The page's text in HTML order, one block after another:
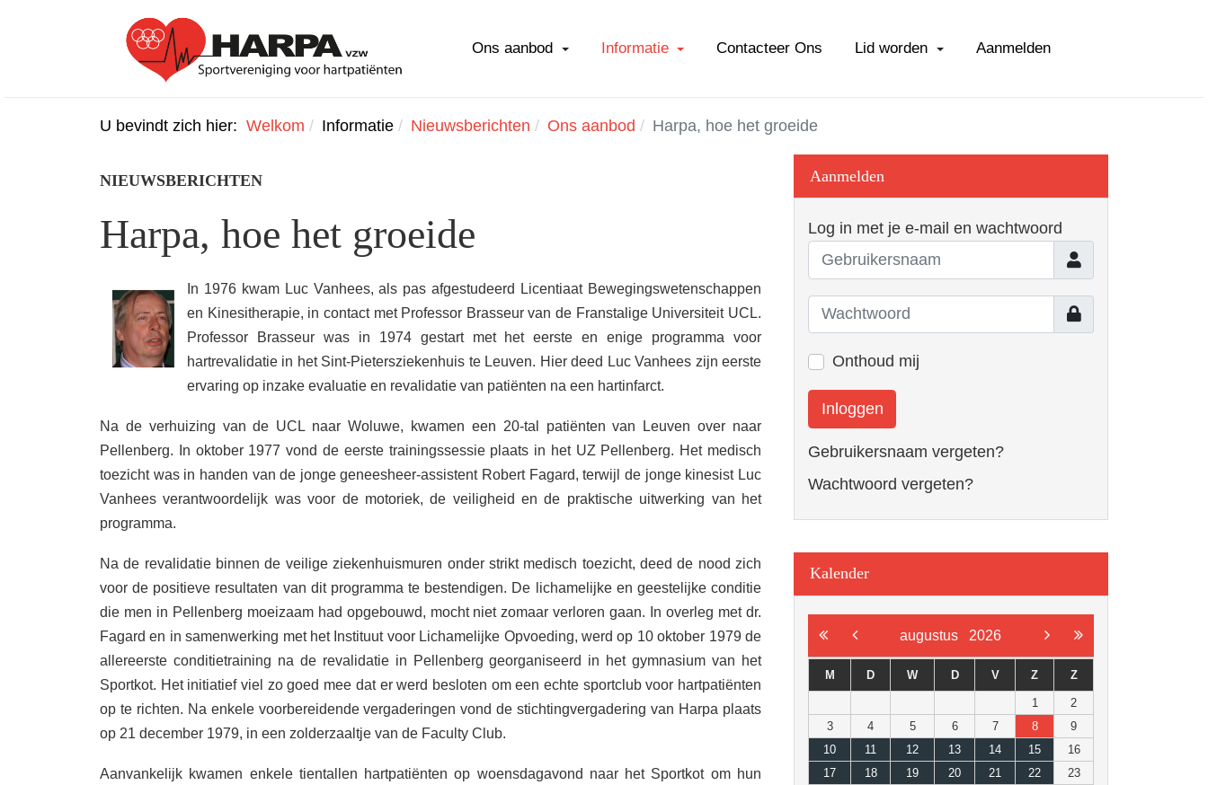
Ons aanbod Informatie Contacteer Ons Lid worden Aanmelden
U bevindt zich hier: Welkom Informatie Nieuwsberichten Ons aanbod Harpa, hoe het groeide
NIEUWSBERICHTEN
Harpa, hoe het groeide
In 1976 kwam Luc Vanhees, als pas afgestudeerd Licentiaat Bewegingswetenschappen
en Kinesitherapie, in contact met Professor Brasseur van de Franstalige Universiteit UCL.
Professor Brasseur was in 1974 gestart met het eerste en enige programma voor
hartrevalidatie in het Sint-Pietersziekenhuis te Leuven. Hier deed Luc Vanhees zijn eerste
ervaring op inzake evaluatie en revalidatie van patiënten na een hartinfarct.
Na de verhuizing van de UCL naar Woluwe, kwamen een 20-tal patiënten van Leuven over naar
Pellenberg. In oktober 1977 vond de eerste trainingssessie plaats in het UZ Pellenberg. Het medisch
toezicht was in handen van de jonge geneesheer-assistent Robert Fagard, terwijl de jonge kinesist Luc
Vanhees verantwoordelijk was voor de motoriek, de veiligheid en de praktische uitwerking van het
programma.
Na de revalidatie binnen de veilige ziekenhuismuren onder strikt medisch toezicht, deed de nood zich
voor de positieve resultaten van dit programma te bestendigen. De lichamelijke en geestelijke conditie
die men in Pellenberg moeizaam had opgebouwd, mocht niet zomaar verloren gaan. In overleg met dr.
Fagard en in samenwerking met het Instituut voor Lichamelijke Opvoeding, werd op 10 oktober 1979 de
allereerste conditietraining na de revalidatie in Pellenberg georganiseerd in het gymnasium van het
Sportkot. Het initiatief viel zo goed mee dat er werd besloten om een echte sportclub voor hartpatiënten
op te richten. Na enkele voorbereidende vergaderingen vond de stichtingvergadering van Harpa plaats
op 21 december 1979, in een zolderzaaltje van de Faculty Club.
Aanvankelijk kwamen enkele tientallen hartpatiënten op woensdagavond naar het Sportkot om hun
Aanmelden
Log in met je e-mail en wachtwoord
Gebruikersnaam
Toon
Onthoud mij
Inloggen
Gebruikersnaam vergeten?
Wachtwoord vergeten?
Kalender
augustus 2026
M D W D V Z Z
1
2
3
4 5 6 7 8
9
10
11 12 13 14 15
16
17
18 19 20 21 22
23